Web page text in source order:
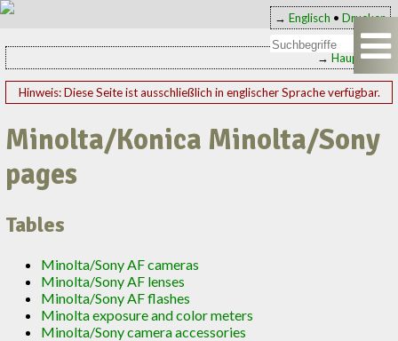
→ Englisch • Drucken
→ Hauptseite
Hinweis: Diese Seite ist ausschließlich in englischer Sprache verfügbar.
Minolta/Konica Minolta/Sony
pages
Tables
Minolta/Sony AF cameras
Minolta/Sony AF lenses
Minolta/Sony AF flashes
Minolta exposure and color meters
Minolta/Sony camera accessories